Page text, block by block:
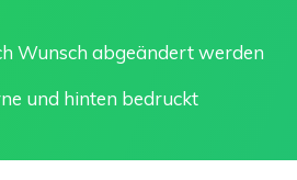
Wunsch abgeändert werden
und hinten bedruckt